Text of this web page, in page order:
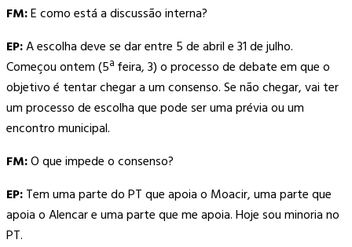
FM:E como está a discussão interna?
EP:A escolha deve se dar entre 5 de abril e 31 de julho.
Começou ontem (5ª feira, 3) o processo de debate em que o
objetivo é tentar chegar a um consenso. Se não chegar, vai ter
um processo de escolha que pode ser uma prévia ou um
encontro municipal.
FM:O que impede o consenso?
EP:Tem uma parte do PT que apoia o Moacir, uma parte que
apoia o Alencar e uma parte que me apoia. Hoje sou minoria no
PT.